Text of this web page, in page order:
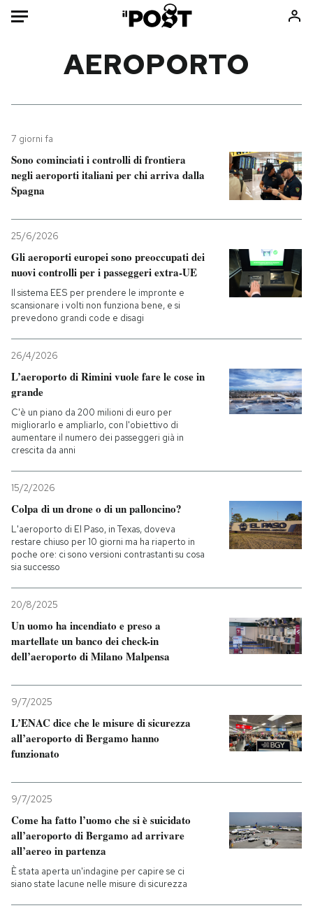
Mondo
Politica
Tecnologia
Scienza
Cultura
Economia
Sport
Consumismi
Storie/Idee
Ok Boomer!
Media
Altrecose
Mondiali calcio 2026
PODCAST
NEWSLETTER
I MIEI PREFERITI
CALENDARIO
AREA PERSONALE
Entra
AEROPORTO
7 giorni fa
Sono cominciati i controlli di frontiera
negli aeroporti italiani per chi arriva dalla
Spagna
25/6/2026
Gli aeroporti europei sono preoccupati dei
nuovi controlli per i passeggeri extra-UE
Il sistema EES per prendere le impronte e
scansionare i volti non funziona bene, e si
prevedono grandi code e disagi
26/4/2026
L’aeroporto di Rimini vuole fare le cose in
grande
C'è un piano da 200 milioni di euro per
migliorarlo e ampliarlo, con l'obiettivo di
aumentare il numero dei passeggeri già in
crescita da anni
15/2/2026
Colpa di un drone o di un palloncino?
L'aeroporto di El Paso, in Texas, doveva
restare chiuso per 10 giorni ma ha riaperto in
poche ore: ci sono versioni contrastanti su cosa
sia successo
20/8/2025
Un uomo ha incendiato e preso a
martellate un banco dei check-in
dell’aeroporto di Milano Malpensa
9/7/2025
L’ENAC dice che le misure di sicurezza
all’aeroporto di Bergamo hanno
funzionato
9/7/2025
Come ha fatto l’uomo che si è suicidato
all’aeroporto di Bergamo ad arrivare
all’aereo in partenza
È stata aperta un'indagine per capire se ci
siano state lacune nelle misure di sicurezza